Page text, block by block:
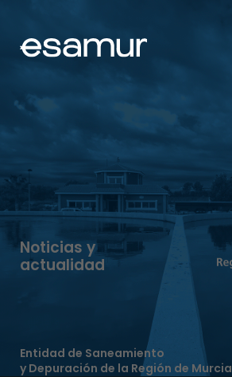
Noticias y
actualidad
Entidad de Saneamiento
y Depuración de la Región de Murcia